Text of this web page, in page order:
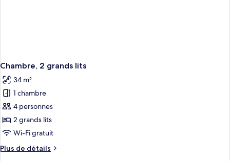
Chambre, 2 grands lits
34 m²
1 chambre
4 personnes
2 grands lits
Wi-Fi gratuit
Plus de détails
Plus